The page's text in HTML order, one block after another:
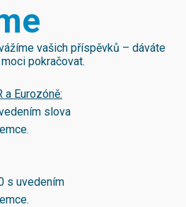
vašich příspěvků – dáváte
pokračovat.
a Eurozóně:
slova
s uvedením